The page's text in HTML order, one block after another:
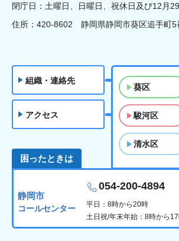
閉庁日：土曜日、日曜日、祝休日及び12月
住所：420-8602 静岡県静岡市葵区追手町5
組織・連絡先
アクセス
葵区
駿河区
清水区
困ったときは
静岡市
コールセンター
054-200-4894
平日：8時から20時
土日祝/年末年始：8時から